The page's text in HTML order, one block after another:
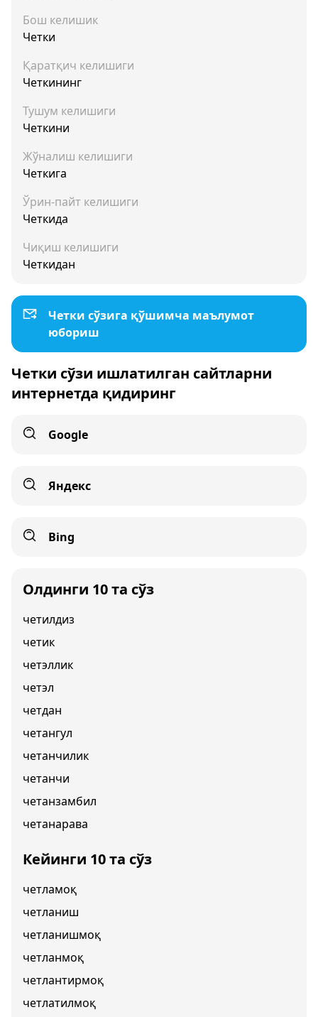
Бош келишик
Четки
Қаратқич келишиги
Четкининг
Тушум келишиги
Четкини
Жўналиш келишиги
Четкига
Ўрин-пайт келишиги
Четкида
Чиқиш келишиги
Четкидан
Четки сўзига қўшимча маълумот
юбориш
Четки сўзи ишлатилган сайтларни
интернетда қидиринг
Google
Яндекс
Bing
Олдинги 10 та сўз
четилдиз
четик
четэллик
четэл
четдан
четангул
четанчилик
четанчи
четанзамбил
четанарава
Кейинги 10 та сўз
четламоқ
четланиш
четланишмоқ
четланмоқ
четлантирмоқ
четлатилмоқ